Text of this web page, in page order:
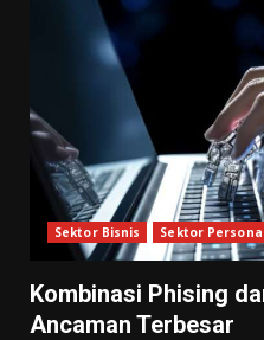
Sektor Bisnis Sektor
Kombinasi Phising
Ancaman Terbesar